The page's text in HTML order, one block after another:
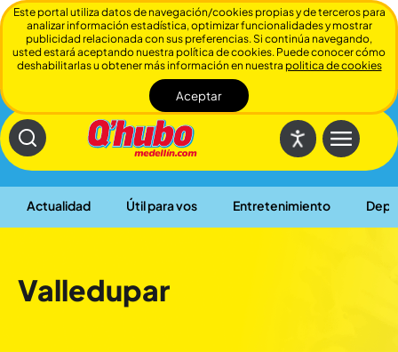
Actualidad Útil para vos Entretenimiento
Cerrar
Valledupar
Este portal utiliza datos de navegación/cookies propias y de terceros para
analizar información estadística, optimizar funcionalidades y mostrar
publicidad relacionada con sus preferencias. Si continúa navegando,
usted estará aceptando nuestra política de cookies. Puede conocer cómo
deshabilitarlas u obtener más información en nuestra politica de cookies
Aceptar